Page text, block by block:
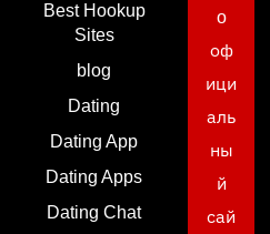
Best Hookup
Sites
blog
Dating
Dating App
Dating Apps
Dating Chat
o
оф
ици
аль
ны
й
сай